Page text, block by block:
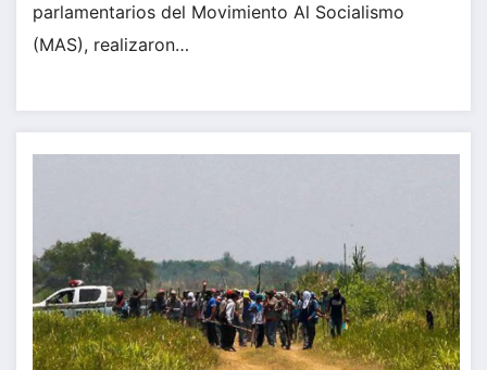
parlamentarios del Movimiento Al Socialismo
(MAS), realizaron…